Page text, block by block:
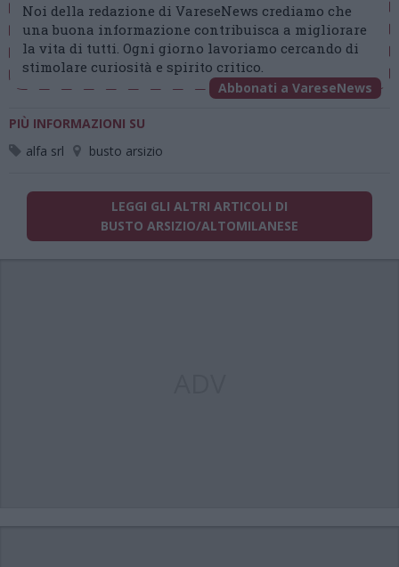
Noi della redazione di VareseNews crediamo che
una buona informazione contribuisca a migliorare
la vita di tutti. Ogni giorno lavoriamo cercando di
stimolare curiosità e spirito critico.
Abbonati a VareseNews
PIÙ INFORMAZIONI SU
alfa srl
busto arsizio
LEGGI GLI ALTRI ARTICOLI DI
BUSTO ARSIZIO/ALTOMILANESE